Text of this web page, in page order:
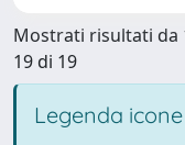
Mostrati risultati da
19 di 19
Legenda icone